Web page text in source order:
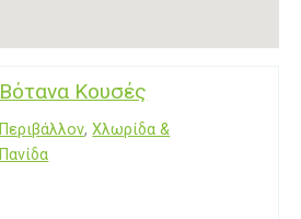
Βότανα Κουσές
Περιβάλλον,Χλωρίδα &
Πανίδα